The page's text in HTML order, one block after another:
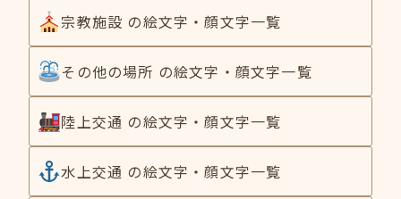
宗教施設 の絵文字・顔文字一覧
その他の場所 の絵文字・顔文字一覧
陸上交通 の絵文字・顔文字一覧
水上交通 の絵文字・顔文字一覧